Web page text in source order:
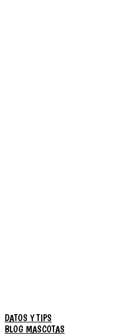
DATOS Y TIPS
BLOG MASCOTAS